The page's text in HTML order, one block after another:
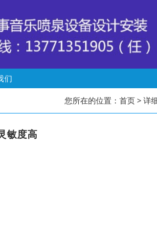
们
您所在的位置： 首页> 详
敏度高